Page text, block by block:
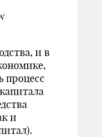
и в
процесс
и